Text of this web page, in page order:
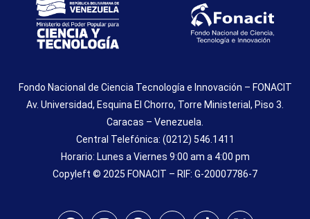
Fondo Nacional de Ciencia Tecnología e Innovación – FONACIT
Av. Universidad, Esquina El Chorro, Torre Ministerial, Piso 3.
Caracas – Venezuela.
Central Telefónica: (0212) 546.1411
Horario: Lunes a Viernes 9:00 am a 4:00 pm
Copyleft © 2025 FONACIT – RIF: G-20007786-7